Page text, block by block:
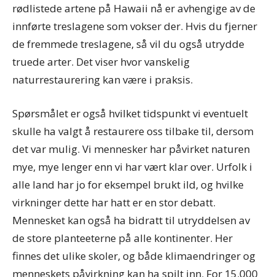
rødlistede artene på Hawaii nå er avhengige av de
innførte treslagene som vokser der. Hvis du fjerner
de fremmede treslagene, så vil du også utrydde
truede arter. Det viser hvor vanskelig
naturrestaurering kan være i praksis.
Spørsmålet er også hvilket tidspunkt vi eventuelt
skulle ha valgt å restaurere oss tilbake til, dersom
det var mulig. Vi mennesker har påvirket naturen
mye, mye lenger enn vi har vært klar over. Urfolk i
alle land har jo for eksempel brukt ild, og hvilke
virkninger dette har hatt er en stor debatt.
Mennesket kan også ha bidratt til utryddelsen av
de store planteeterne på alle kontinenter. Her
finnes det ulike skoler, og både klimaendringer og
menneskets påvirkning kan ha spilt inn. For 15.000